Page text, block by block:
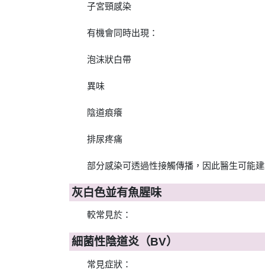
子宮頸感染
有機會同時出現：
泡沫狀白帶
異味
陰道痕癢
排尿疼痛
部分感染可透過性接觸傳播，因此醫生可能
灰白色並有魚腥味
較常見於：
細菌性陰道炎（BV）
常見症狀：